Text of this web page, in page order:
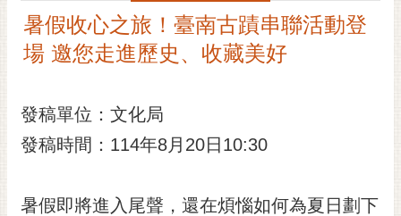
精彩府城
市府團隊
主題服務
市政資訊
暑假收心之旅！臺南古蹟串聯活動登
場 邀您走進歷史、收藏美好
發稿單位：文化局
發稿時間：114年8月20日10:30
暑假即將進入尾聲，還在煩惱如何為夏日劃下